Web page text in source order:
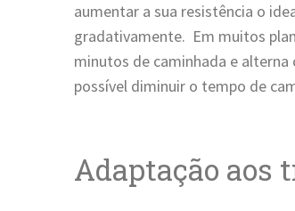
aumentar a sua resistência o
gradativamente. Em muitos
minutos de caminhada e
possível diminuir o tempo de
Adaptação aos